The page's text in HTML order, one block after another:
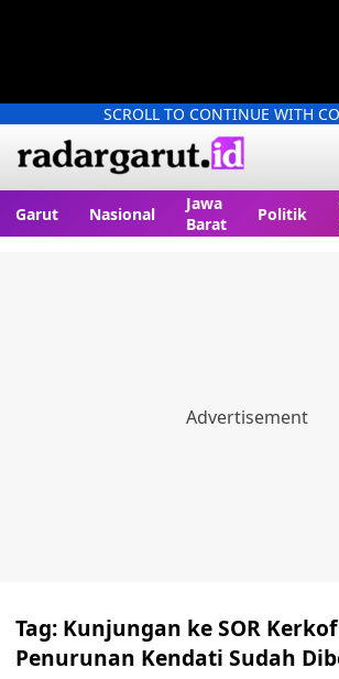
SCROLL TO CONTINUE WITH
Garut Nasional
Jawa
Barat
Politik
Tag: Kunjungan ke SOR
Penurunan Kendati Sudah